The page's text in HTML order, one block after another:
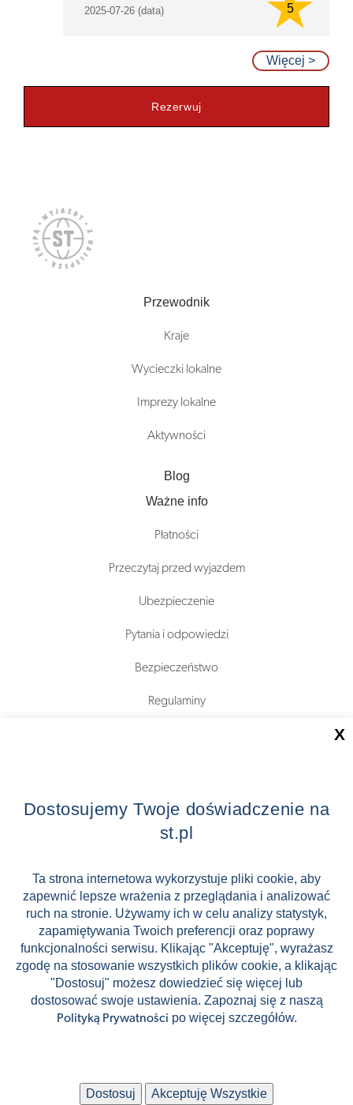
2025-07-26 (data) 5
Więcej >
Rezerwuj
Przewodnik
Kraje
Wycieczki lokalne
Imprezy lokalne
Aktywności
Blog
Ważne info
Płatności
Przeczytaj przed wyjazdem
Ubezpieczenie
Pytania i odpowiedzi
Bezpieczeństwo
Regulaminy
Zostań Pilotem wycieczek!
Kontakt
Zniżki
FAQ
ST INCENTIVE
Stock images by Depositphotos
Dostosujemy Twoje doświadczenie na
st.pl
Ta strona internetowa wykorzystuje pliki cookie, aby
zapewnić lepsze wrażenia z przeglądania i analizować
ruch na stronie. Używamy ich w celu analizy statystyk,
zapamiętywania Twoich preferencji oraz poprawy
funkcjonalności serwisu. Klikając "Akceptuję", wyrażasz
zgodę na stosowanie wszystkich plików cookie, a klikając
"Dostosuj" możesz dowiedzieć się więcej lub
dostosować swoje ustawienia. Zapoznaj się z naszą
Polityką Prywatności po więcej szczegółów.
Dostosuj Akceptuję Wszystkie
X